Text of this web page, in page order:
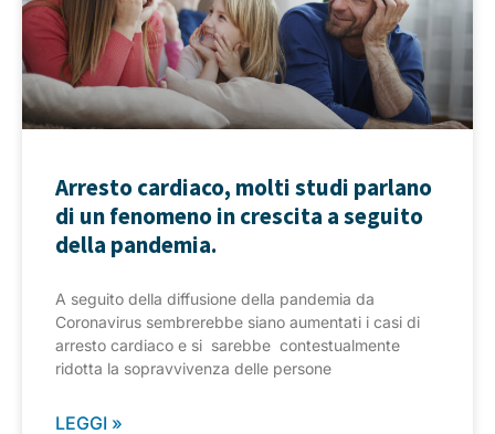
Arresto cardiaco, molti studi parlano
di un fenomeno in crescita a seguito
della pandemia.
A seguito della diffusione della pandemia da
Coronavirus sembrerebbe siano aumentati i casi di
arresto cardiaco e si sarebbe contestualmente
ridotta la sopravvivenza delle persone
LEGGI »